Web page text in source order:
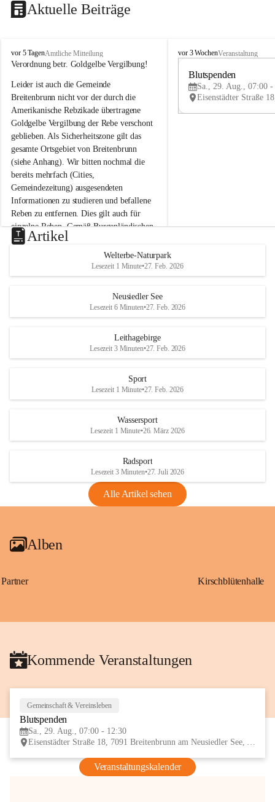
Aktuelle Beiträge
B
r
i
t
e
n
b
r
u
n
n
a
m
N
e
u
s
d
S
vor 5 TagenAmtliche Mitteilung
Verordnung betr. Goldgelbe Vergilbung!
Leider ist auch die Gemeinde
Breitenbrunn nicht vor der durch die
Amerikanische Rebzikade übertragene
Goldgelbe Vergilbung der Rebe verschont
geblieben. Als Sicherheitszone gilt das
gesamte Ortsgebiet von Breitenbrunn
(siehe Anhang). Wir bitten nochmal die
bereits mehrfach (Cities,
Gemeindezeitung) ausgesendeten
Informationen zu studieren und befallene
Reben zu entfernen. Dies gilt auch für
einzelne Reben. Gemäß Burgenländischen
Weinbaugesetz sind nicht gepflegte oder
unzulässige Weingärten zu roden! Bitte
helfen wir zusammen um unsere Winzer
vor den prognostizierten Ernteausfällen
und den daraus folgenden wirtschaftlichen
Maßnahmen zur Bekämpfung
Rebe und der Amerikanischen
Anhang VBl. EU Nr. 18
1 Seite•1,4 MB
VBl. EU Nr. 18_2026
B
e
u
e
d
r
S
vor 3 WochenVeranstaltung
Blutspenden
Sa., 29. Aug., 07:00 -
Artikel
Welterbe-Naturpark
Lesezeit 1 Minute•27. Feb. 2026
Neusiedler See
Lesezeit 6 Minuten•27. Feb. 2026
Leithagebirge
Lesezeit 3 Minuten•27. Feb. 2026
Sport
Lesezeit 1 Minute•27. Feb. 2026
Wassersport
Lesezeit 1 Minute•26. März 2026
Radsport
Lesezeit 3 Minuten•27. Juli 2026
Alle Artikel sehen
Alben
Partner Kirschblütenhalle
Kommende Veranstaltungen
Gemeinschaft & Vereinsleben
Blutspenden
Sa., 29. Aug., 07:00 - 12:30
Eisenstädter Straße 18, 7091 Breitenbrunn am Neusiedler See, AUT
Veranstaltungskalender